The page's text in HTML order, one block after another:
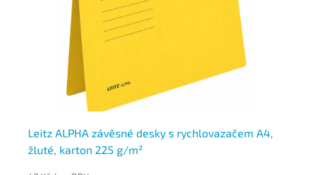
Leitz ALPHA závěsné desky s rychlovazačem A4,
žluté, karton 225 g/m²